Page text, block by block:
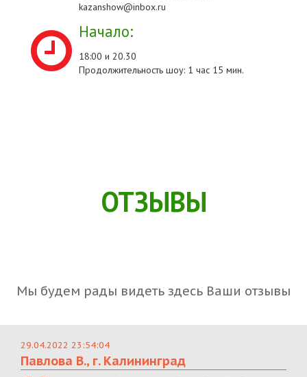
kazanshow@inbox.ru
Начало:
18:00 и 20.30
Продолжительность шоу: 1 час 15 мин.
ОТЗЫВЫ
Мы будем рады видеть здесь Ваши отзывы
29.04.2022 23:54:04
Павлова В., г. Калининград